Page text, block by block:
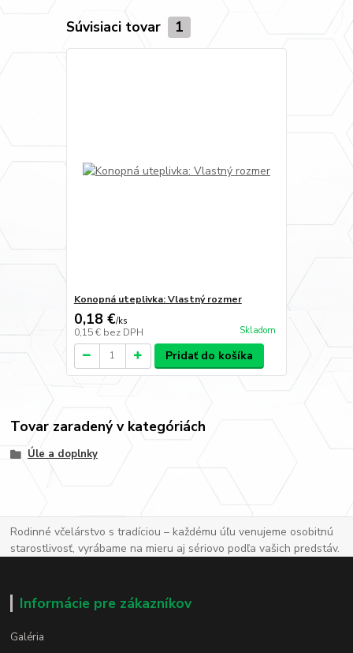
Súvisiaci tovar 1
Konopná uteplivka: Vlastný rozmer
0,18 €/ks
0,15 € bez DPH Skladom
Pridať do košíka
Tovar zaradený v kategóriách
Úle a doplnky
Rodinné včelárstvo s tradíciou – každému úľu venujeme osobitnú
starostlivosť, vyrábame na mieru aj sériovo podľa vašich predstáv.
Informácie pre zákazníkov
Galéria